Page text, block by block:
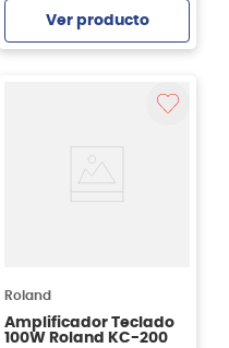
Ver producto
Roland
Amplificador Teclado
100W Roland KC-200